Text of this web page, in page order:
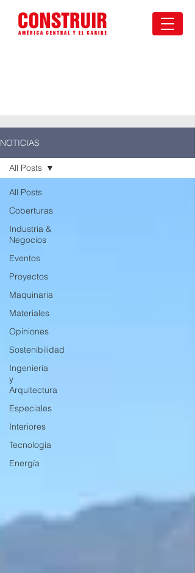
NOTICIAS
All Posts
Coberturas
Industria &
Negocios
Eventos
Proyectos
Maquinaria
Materiales
Opiniones
Sostenibilidad
Ingeniería
y
Arquitectura
Especiales
Interiores
Tecnología
Energía
All Posts